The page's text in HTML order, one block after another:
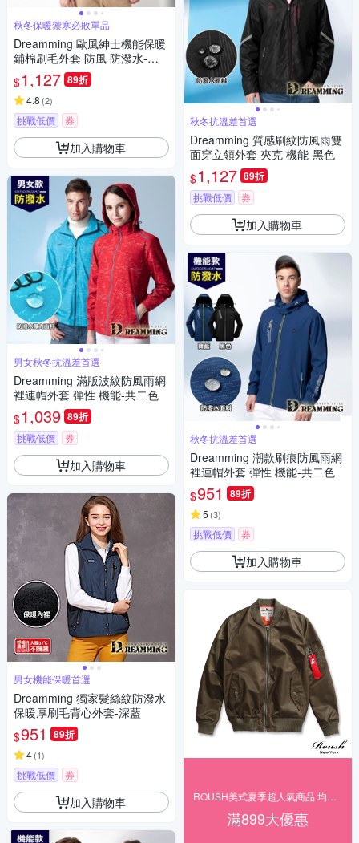
秋冬保暖禦寒必敗單品
Dreamming 歐風紳士機能保暖
鋪棉刷毛外套 防風 防潑水-共
三色
$1,127 89折
4.8 (2)
挑戰低價 券
加入購物車
男女秋冬抗溫差首選
Dreamming 滿版波紋防風雨網
裡連帽外套 彈性 機能-共二色
$1,039 89折
挑戰低價 券
加入購物車
男女機能保暖首選
Dreamming 獨家髮絲紋防潑水
保暖厚刷毛背心外套-深藍
$951 89折
4(1)
挑戰低價 券
加入購物車
秋冬抗溫差首選
Dreamming 質感刷紋防風雨雙
面穿立領外套 夾克 機能-黑色
$1,127 89折
挑戰低價 券
加入購物車
秋冬抗溫差首選
Dreamming 潮款刷痕防風雨網
裡連帽外套 彈性 機能-共二色
$951 89折
5 (3)
挑戰低價 券
加入購物車
滿899大優惠